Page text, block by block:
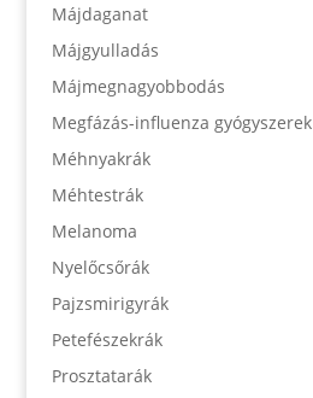
Májdaganat
Májgyulladás
Májmegnagyobbodás
Megfázás-influenza gyógyszerek
Méhnyakrák
Méhtestrák
Melanoma
Nyelőcsőrák
Pajzsmirigyrák
Petefészekrák
Prosztatarák